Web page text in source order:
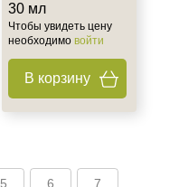
30 мл
Чтобы увидеть цену
необходимо войти
В корзину
5 6 7